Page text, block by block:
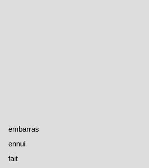
embarras
ennui
fait